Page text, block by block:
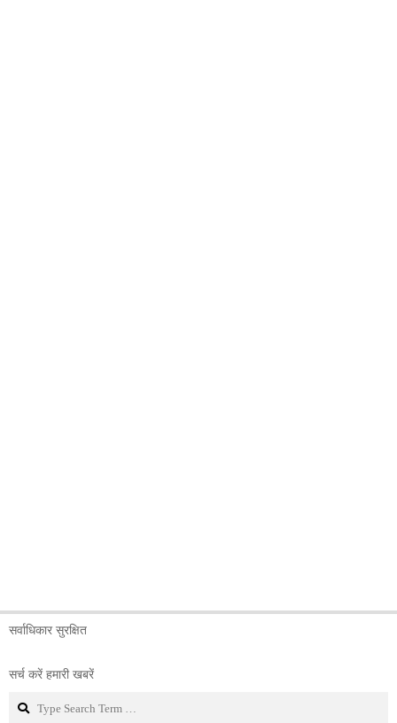
सर्वाधिकार सुरक्षित
सर्च करें हमारी खबरें